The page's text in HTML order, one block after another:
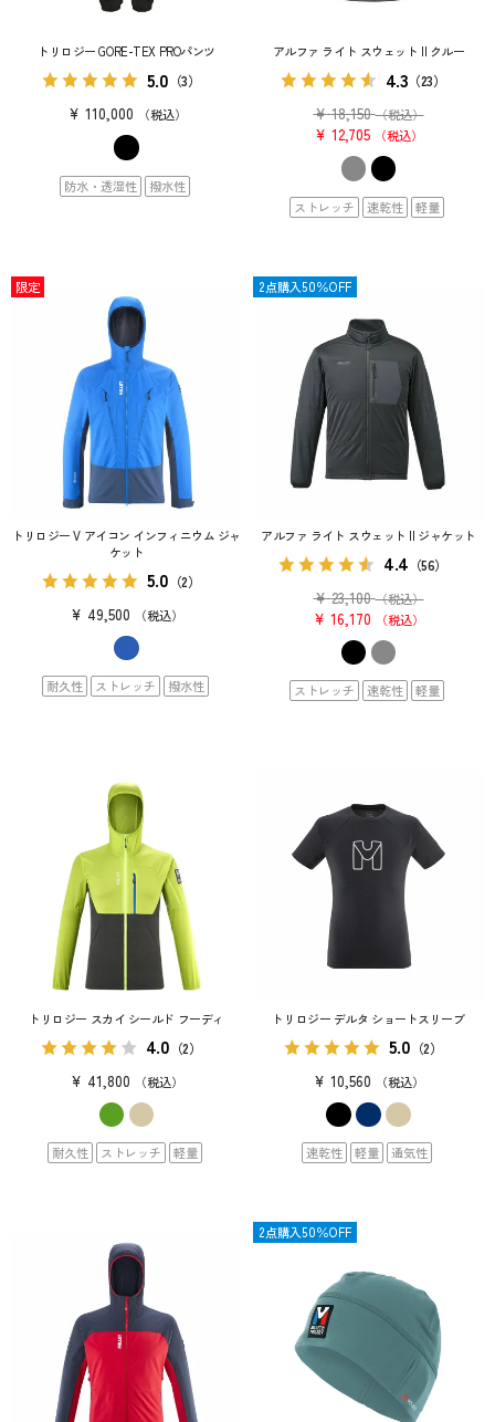
トリロジー GORE-TEX PROパンツ
5.0 （3）
¥ 110,000 税込
防水・透湿性 撥水性
アルファ ライト スウェット II クルー
4.3 （23）
¥ 18,150 （税込）
¥ 12,705 税込
ストレッチ 速乾性 軽量
トリロジー V アイコン インフィニウム ジャ
ケット
5.0 （2）
¥ 49,500 税込
限定
耐久性 ストレッチ 撥水性
アルファ ライト スウェット II ジャケット
4.4 （56）
¥ 23,100 （税込）
¥ 16,170 税込
OUTLET
ストレッチ 速乾性 軽量
2点購入50％OFF
トリロジー スカイ シールド フーディ
4.0 （2）
¥ 41,800 税込
耐久性 ストレッチ 軽量
トリロジー デルタ ショートスリーブ
5.0 （2）
¥ 10,560 税込
速乾性 軽量 通気性
OUTLET
2点購入50％OFF